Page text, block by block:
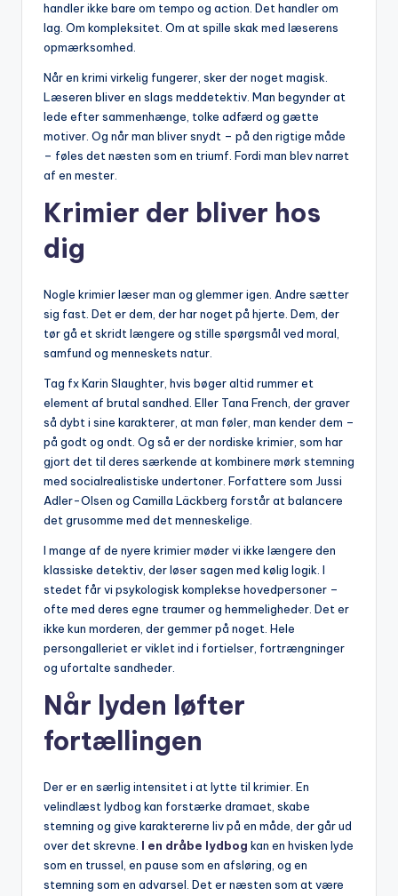
handler ikke bare om tempo og action. Det handler om
lag. Om kompleksitet. Om at spille skak med læserens
opmærksomhed.
Når en krimi virkelig fungerer, sker der noget magisk.
Læseren bliver en slags meddetektiv. Man begynder at
lede efter sammenhænge, tolke adfærd og gætte
motiver. Og når man bliver snydt – på den rigtige måde
– føles det næsten som en triumf. Fordi man blev narret
af en mester.
Krimier der bliver hos
dig
Nogle krimier læser man og glemmer igen. Andre sætter
sig fast. Det er dem, der har noget på hjerte. Dem, der
tør gå et skridt længere og stille spørgsmål ved moral,
samfund og menneskets natur.
Tag fx Karin Slaughter, hvis bøger altid rummer et
element af brutal sandhed. Eller Tana French, der graver
så dybt i sine karakterer, at man føler, man kender dem –
på godt og ondt. Og så er der nordiske krimier, som har
gjort det til deres særkende at kombinere mørk stemning
med socialrealistiske undertoner. Forfattere som Jussi
Adler-Olsen og Camilla Läckberg forstår at balancere
det grusomme med det menneskelige.
I mange af de nyere krimier møder vi ikke længere den
klassiske detektiv, der løser sagen med kølig logik. I
stedet får vi psykologisk komplekse hovedpersoner –
ofte med deres egne traumer og hemmeligheder. Det er
ikke kun morderen, der gemmer på noget. Hele
persongalleriet er viklet ind i fortielser, fortrængninger
og ufortalte sandheder.
Når lyden løfter
fortællingen
Der er en særlig intensitet i at lytte til krimier. En
velindlæst lydbog kan forstærke dramaet, skabe
stemning og give karaktererne liv på en måde, der går ud
over det skrevne. I en dråbe lydbog kan en hvisken lyde
som en trussel, en pause som en afsløring, og en
stemning som en advarsel. Det er næsten som at være